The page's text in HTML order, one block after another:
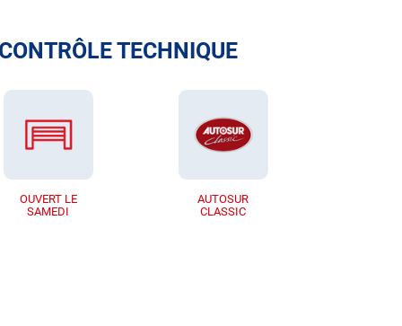
TECHNIQUE
OUVERT LE
SAMEDI
AUTOSUR
CLASSIC